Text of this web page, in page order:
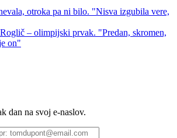
otroka pa ni bilo. "Nisva izgubila vere,
– olimpijski prvak. "Predan, skromen,
on"
dan na svoj e-naslov.